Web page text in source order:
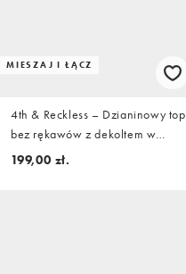
MIESZAJ I ŁĄCZ
4th & Reckless – Dzianinowy top
bez rękawów z dekoltem w
kształcie litery U w niebieskie
199,00 zł.